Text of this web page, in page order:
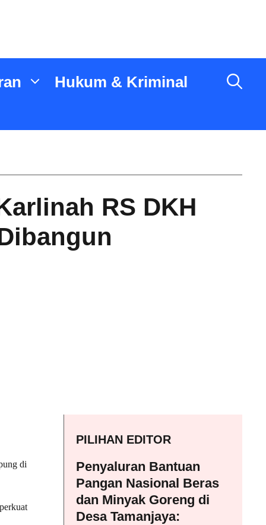
Hukum & Kriminal
RS DKH
di
PILIHAN EDITOR
Penyaluran Bantuan
Pangan Nasional Beras
dan Minyak Goreng di
Desa Tamanjaya: